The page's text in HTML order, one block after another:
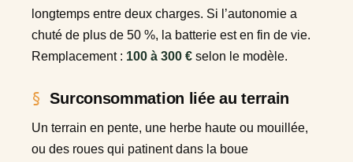
longtemps entre deux charges. Si l’autonomie a
chuté de plus de 50 %, la batterie est en fin de vie.
Remplacement : 100 à 300 € selon le modèle.
Surconsommation liée au terrain
Un terrain en pente, une herbe haute ou mouillée,
ou des roues qui patinent dans la boue